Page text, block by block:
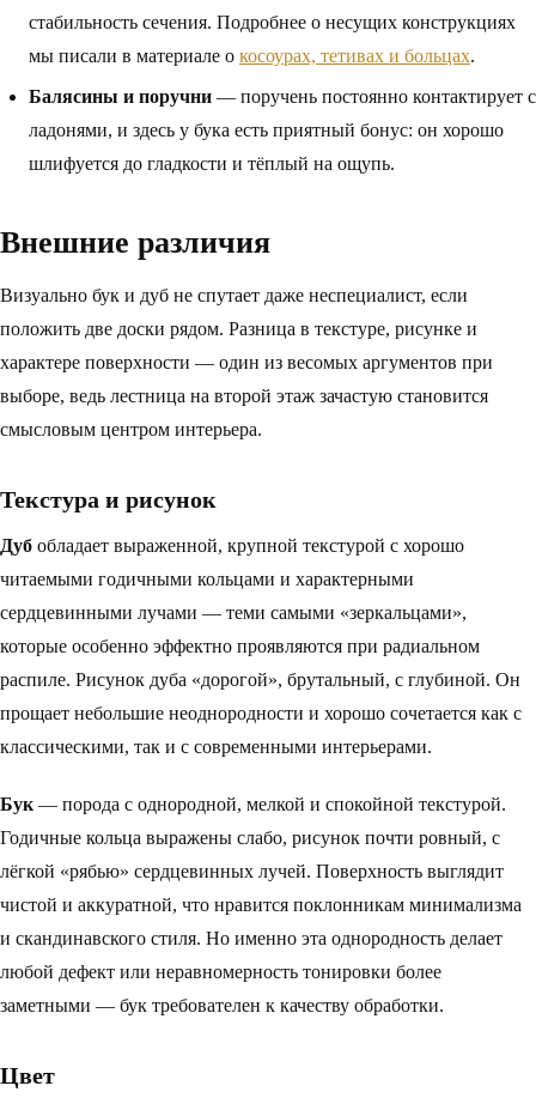
стабильность сечения. Подробнее о несущих конструкциях
мы писали в материале о косоурах, тетивах и больцах.
Балясины и поручни — поручень постоянно контактирует с
ладонями, и здесь у бука есть приятный бонус: он хорошо
шлифуется до гладкости и тёплый на ощупь.
Внешние различия
Визуально бук и дуб не спутает даже неспециалист, если
положить две доски рядом. Разница в текстуре, рисунке и
характере поверхности — один из весомых аргументов при
выборе, ведь лестница на второй этаж зачастую становится
смысловым центром интерьера.
Текстура и рисунок
Дуб обладает выраженной, крупной текстурой с хорошо
читаемыми годичными кольцами и характерными
сердцевинными лучами — теми самыми «зеркальцами»,
которые особенно эффектно проявляются при радиальном
распиле. Рисунок дуба «дорогой», брутальный, с глубиной. Он
прощает небольшие неоднородности и хорошо сочетается как с
классическими, так и с современными интерьерами.
Бук— порода с однородной, мелкой и спокойной текстурой.
Годичные кольца выражены слабо, рисунок почти ровный, с
лёгкой «рябью» сердцевинных лучей. Поверхность выглядит
чистой и аккуратной, что нравится поклонникам минимализма
и скандинавского стиля. Но именно эта однородность делает
любой дефект или неравномерность тонировки более
заметными — бук требователен к качеству обработки.
Цвет